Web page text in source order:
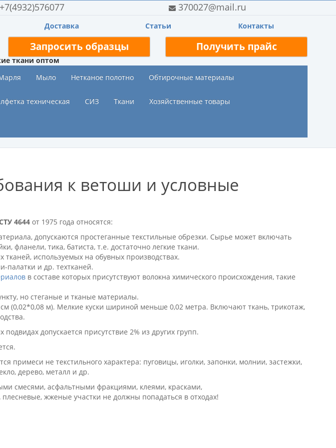
+7(4932)576077 370027@mail.ru
Доставка Статьи Контакты
ткани оптом
Запросить образцы Получить прайс
Мыло Нетканое полотно Обтирочные материалы
техническая СИЗ Ткани Хозяйственные товары
к ветоши и условные
4644 от 1975 года относятся:
допускаются простеганные текстильные обрезки. Сырье может включать
фланели, тика, батиста, т.е. достаточно легкие ткани.
тканей, используемых на обувных производствах.
палатки и др. техтканей.
в составе которых присутствуют волокна химического происхождения, такие
но стеганые и тканые материалы.
(0,02*0,08 м). Мелкие куски шириной меньше 0,02 метра. Включают ткань, трикотаж,
допускается присутствие 2% из других групп.
примеси не текстильного характера: пуговицы, иголки, запонки, молнии, застежки,
дерево, металл и др.
смесями, асфальтными фракциями, клеями, красками,
жженые участки не должны попадаться в отходах!